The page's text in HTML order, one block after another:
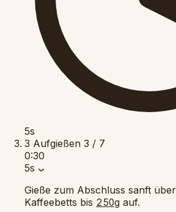
5s
3 Aufgießen 3 / 7
0:30
5s
Gieße zum Abschluss sanft
Kaffeebetts bis 250g auf.